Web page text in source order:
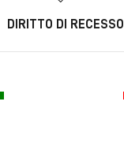
DIRITTO DI RECESSO